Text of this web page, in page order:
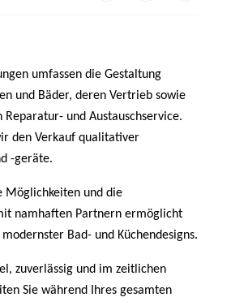
umfassen die Gestaltung
und Bäder, deren Vertrieb sowie
Reparatur- und Austauschservice.
den Verkauf qualitativer
-geräte.
Möglichkeiten und die
namhaften Partnern ermöglicht
Bad- und Küchendesigns.
zuverlässig und im zeitlichen
Sie während Ihres gesamten